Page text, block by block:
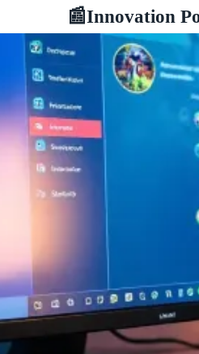
📰Innovation